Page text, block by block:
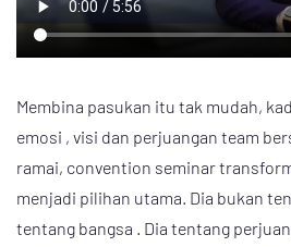
Membina pasukan itu tak mudah,
emosi , visi dan perjuangan team
ramai, convention seminar
menjadi pilihan utama. Dia bukan
tentang bangsa . Dia tentang